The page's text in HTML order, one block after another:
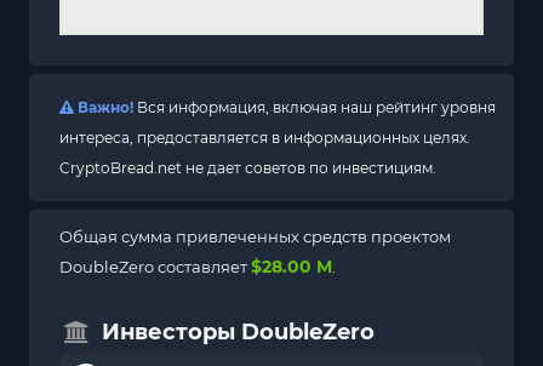
Важно! Вся информация, включая наш рейтинг уровня
интереса, предоставляется в информационных целях.
CryptoBread.net не дает советов по инвестициям.
Общая сумма привлеченных средств проектом
DoubleZero составляет$28.00 M.
Инвесторы DoubleZero